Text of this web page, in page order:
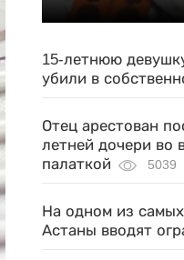
15-летнюю
убили в
Отец арестован
летней дочери во
палаткой
5039
На одном из
Астаны вводят